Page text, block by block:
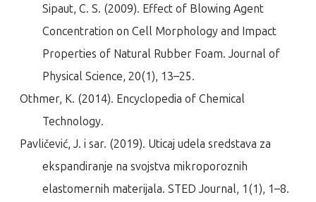
Sipaut, C. S. (2009). Effect of Blowing Agent
Concentration on Cell Morphology and Impact
Properties of Natural Rubber Foam.Journal of
Physical Science, 20(1), 13–25.
Othmer, K. (2014). Encyclopedia of Chemical
Technology.
Pavličević, J. i sar. (2019). Uticaj udela sredstava za
ekspandiranje na svojstva mikroporoznih
elastomernih materijala. STED Journal, 1 (1), 1–8.